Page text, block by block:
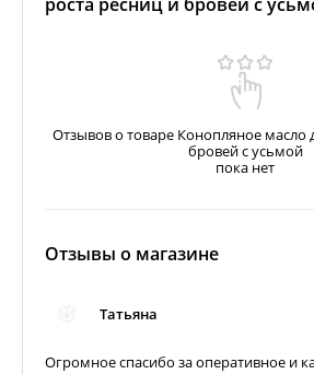
Отзывов о товаре Конопляное масло
бровей с усьмой
пока нет
Отзывы о магазине
Татьяна
Огромное спасибо за оперативное и